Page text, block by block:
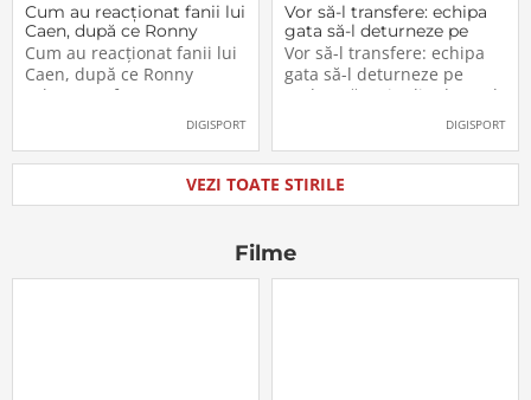
Cum au reacționat fanii lui
Caen, după ce Ronny
Labonne a fost prezentat
oficial la FCSB
Cum au reacționat fanii lui
Caen, după ce Ronny
Labonne a fost prezentat
DIGISPORT
Vor să-l transfere: echipa
gata să-l deturneze pe
Radu Drăgușin din drumul
către Juventus!
Vor să-l transfere: echipa
gata să-l deturneze pe
Radu Drăgușin din drumul
DIGISPORT
VEZI TOATE STIRILE
Filme